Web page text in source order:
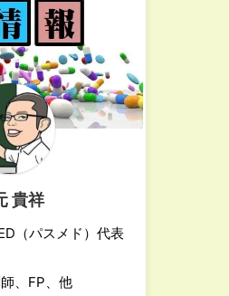
貴祥
（パスメド）代表
、FP、他